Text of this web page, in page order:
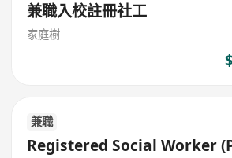
兼職入校註冊社工
家庭樹
兼職
Registered Social Worker